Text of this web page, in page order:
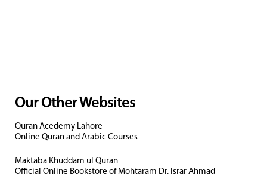
Our Other Websites
Quran Acedemy Lahore
Online Quran and Arabic Courses
Maktaba Khuddam ul Quran
Official Online Bookstore of Mohtaram Dr. Israr Ahmad